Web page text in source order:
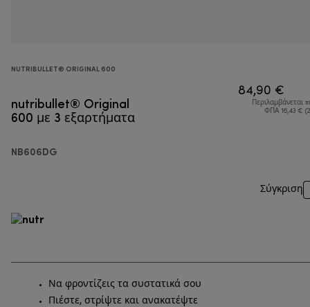
NUTRIBULLET® ORIGINAL 600
nutribullet® Original
600 με 3 εξαρτήματα
NB606DG
84,90 €
Περιλαμβάνεται
ΦΠΑ 16,43 €
Σύγκριση
Να φροντίζεις τα συστατικά σου
Πιέστε, στρίψτε και ανακατέψτε